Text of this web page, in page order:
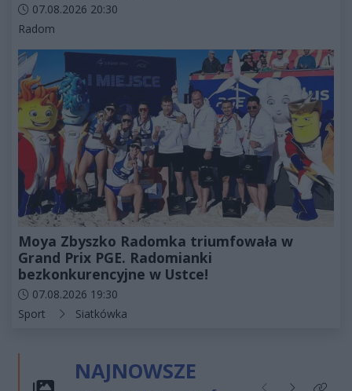
Data dodania artykułu:
07.08.2026 20:30
Kategorie artykułu:
Radom
Moya Zbyszko Radomka triumfowała w
Grand Prix PGE. Radomianki
bezkonkurencyjne w Ustce!
Data dodania artykułu:
07.08.2026 19:30
Kategorie artykułu:
Sport Siatkówka
NAJNOWSZE